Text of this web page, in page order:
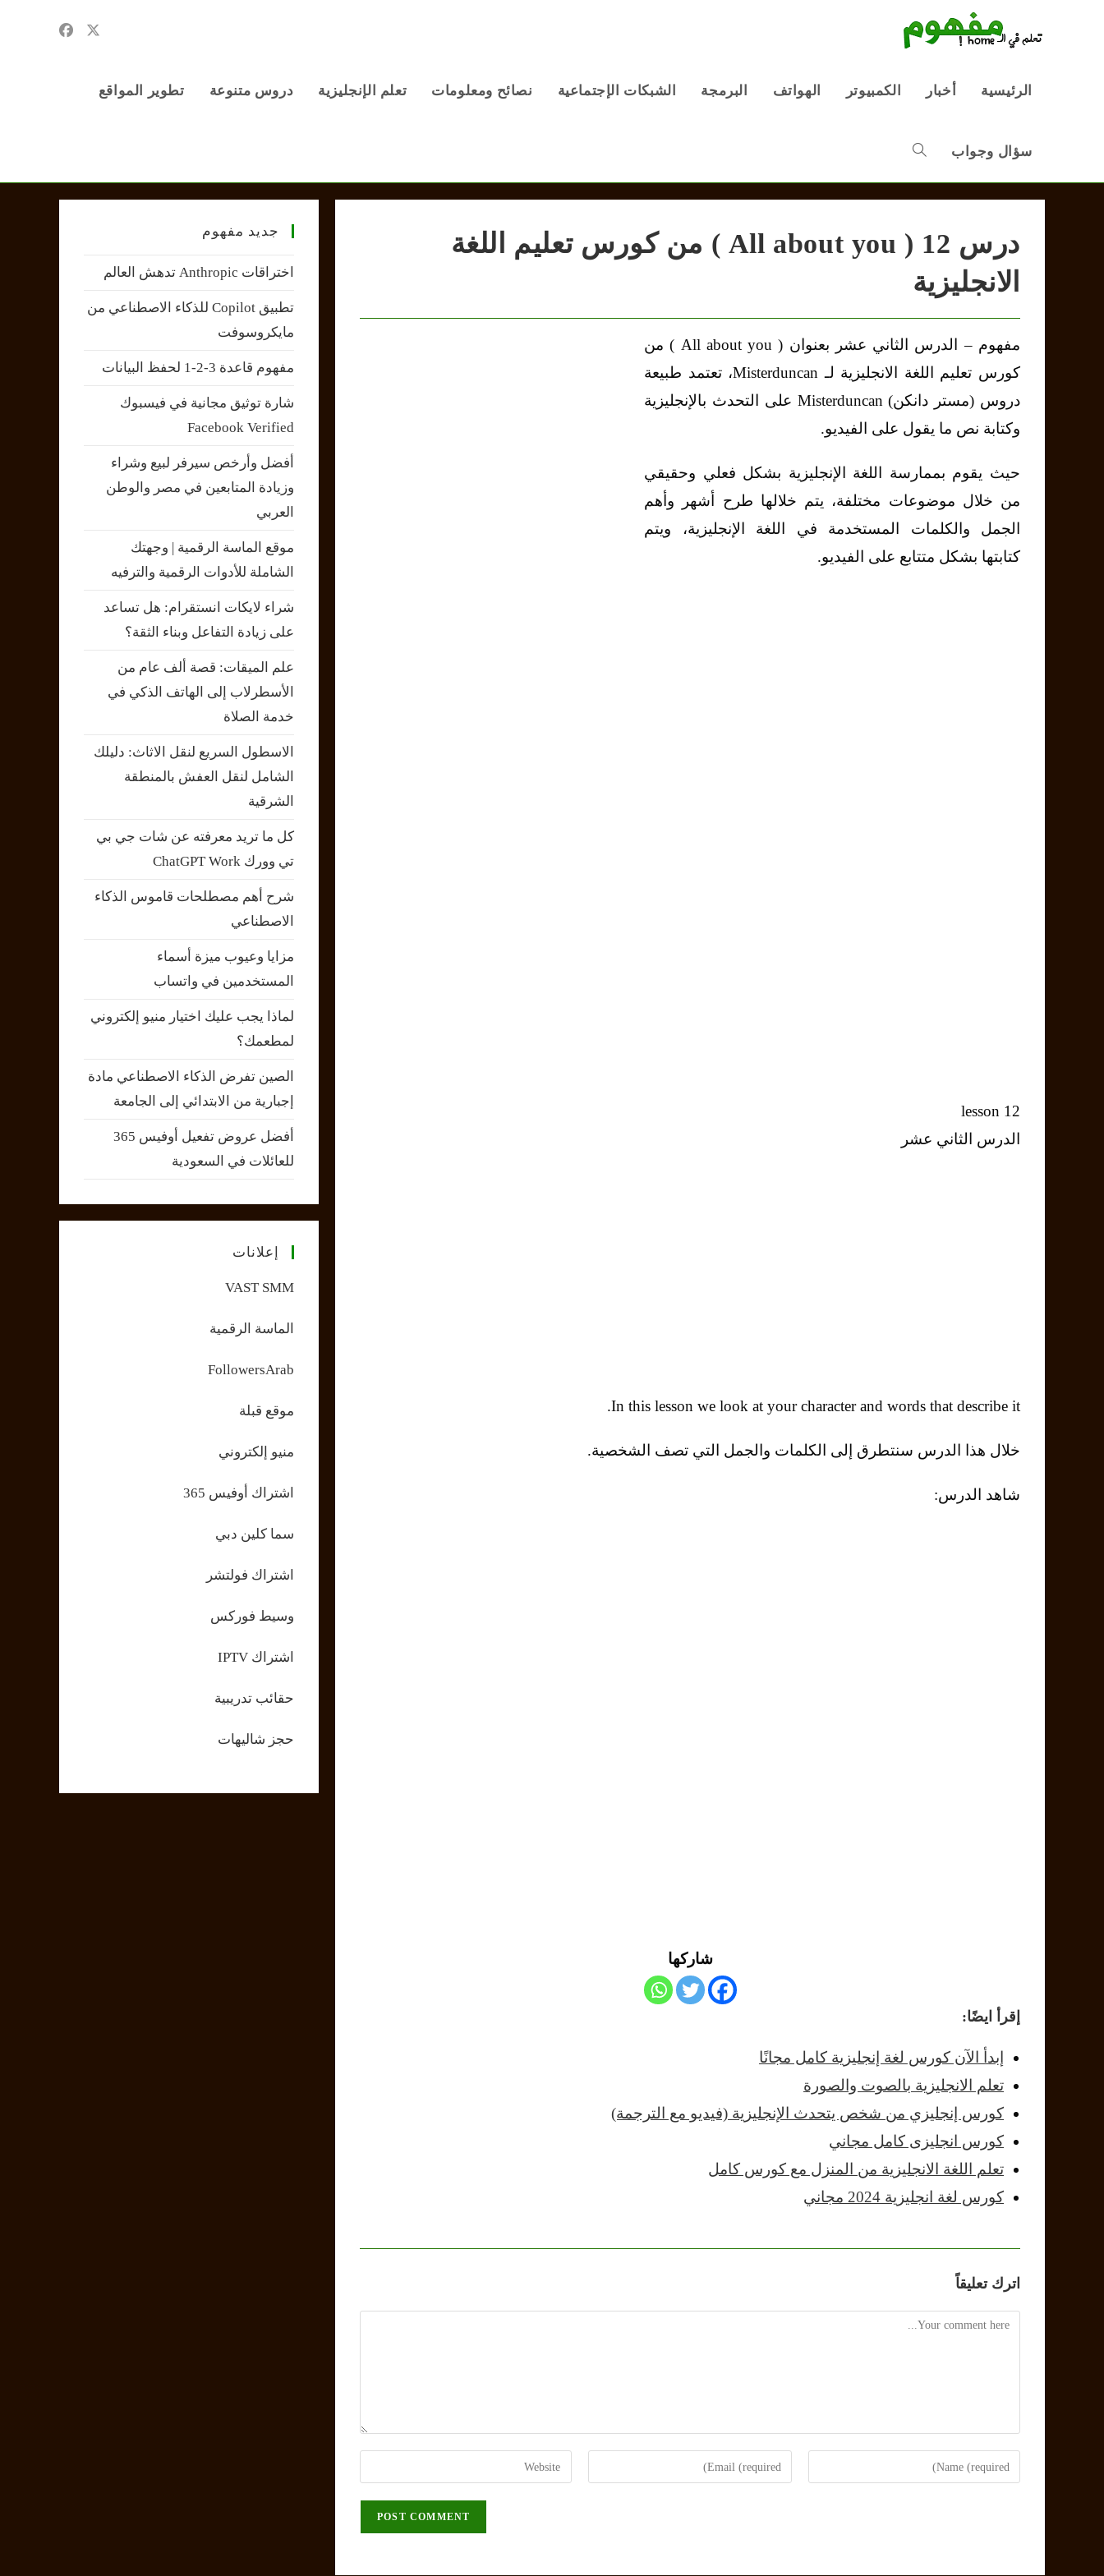
الرئيسية أخبار الكمبيوتر الهواتف البرمجة الشبكات الإجتماعية نصائح ومعلومات تعلم الإنجليزية دروس متنوعة تطوير المواقع
سؤال وجواب Toggle
search
درس 12 ( All about you ) من كورس تعليم اللغة
الانجليزية
مفهوم – الدرس الثاني عشر بعنوان ( All about you ) من
كورس تعليم اللغة الانجليزية لـ Misterduncan، تعتمد طبيعة
دروس (مستر دانكن) Misterduncan على التحدث بالإنجليزية
وكتابة نص ما يقول على الفيديو.
حيث يقوم بممارسة اللغة الإنجليزية بشكل فعلي وحقيقي
من خلال موضوعات مختلفة، يتم خلالها طرح أشهر وأهم
الجمل والكلمات المستخدمة في اللغة الإنجليزية، ويتم
كتابتها بشكل متتابع على الفيديو.
lesson 12
الدرس الثاني عشر
In this lesson we look at your character and words that describe it.
خلال هذا الدرس سنتطرق إلى الكلمات والجمل التي تصف الشخصية.
شاهد الدرس:
شاركها
إقرأ ايضًا:
إبدأ الآن كورس لغة إنجليزية كامل مجانًا
تعلم الانجليزية بالصوت والصورة
كورس إنجليزي من شخص يتحدث الإنجليزية (فيديو مع الترجمة)
كورس انجليزى كامل مجاني
تعلم اللغة الانجليزية من المنزل مع كورس كامل
كورس لغة انجليزية 2024 مجاني
اترك تعليقاً
Comment
Enter
your
Enter
your
Enter
your
جديد مفهوم
اختراقات Anthropic تدهش العالم
تطبيق Copilot للذكاء الاصطناعي من
مايكروسوفت
مفهوم قاعدة 3-2-1 لحفظ البيانات
شارة توثيق مجانية في فيسبوك
Facebook Verified
أفضل وأرخص سيرفر لبيع وشراء
وزيادة المتابعين في مصر والوطن
العربي
موقع الماسة الرقمية | وجهتك
الشاملة للأدوات الرقمية والترفيه
شراء لايكات انستقرام: هل تساعد
على زيادة التفاعل وبناء الثقة؟
علم الميقات: قصة ألف عام من
الأسطرلاب إلى الهاتف الذكي في
خدمة الصلاة
الاسطول السريع لنقل الاثاث: دليلك
الشامل لنقل العفش بالمنطقة
الشرقية
كل ما تريد معرفته عن شات جي بي
تي وورك ChatGPT Work
شرح أهم مصطلحات قاموس الذكاء
الاصطناعي
مزايا وعيوب ميزة أسماء
المستخدمين في واتساب
لماذا يجب عليك اختيار منيو إلكتروني
لمطعمك؟
الصين تفرض الذكاء الاصطناعي مادة
إجبارية من الابتدائي إلى الجامعة
أفضل عروض تفعيل أوفيس 365
للعائلات في السعودية
إعلانات
VAST SMM
الماسة الرقمية
FollowersArab
موقع قبلة
منيو إلكتروني
اشتراك أوفيس 365
سما كلين دبي
اشتراك فولتشر
وسيط فوركس
اشتراك IPTV
حقائب تدريبية
حجز شاليهات